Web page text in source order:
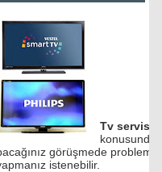
Tv servisi
konusunda
görüşmede problemi
istenebilir.